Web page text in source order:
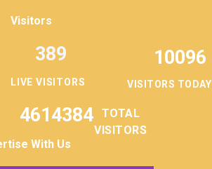
Visitors
LIVE VISITORS
389 10096
VISITORS TODAY
4614384
TOTAL
VISITORS
With Us